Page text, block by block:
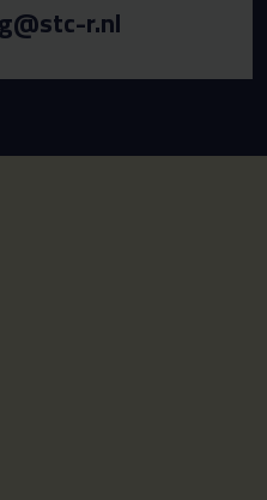
r.nl